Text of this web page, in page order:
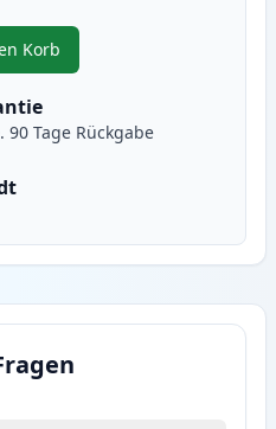
um anzupassen
Korb
, HP 122A (Q3962A) gelb toner
90 Tage Rückgabe